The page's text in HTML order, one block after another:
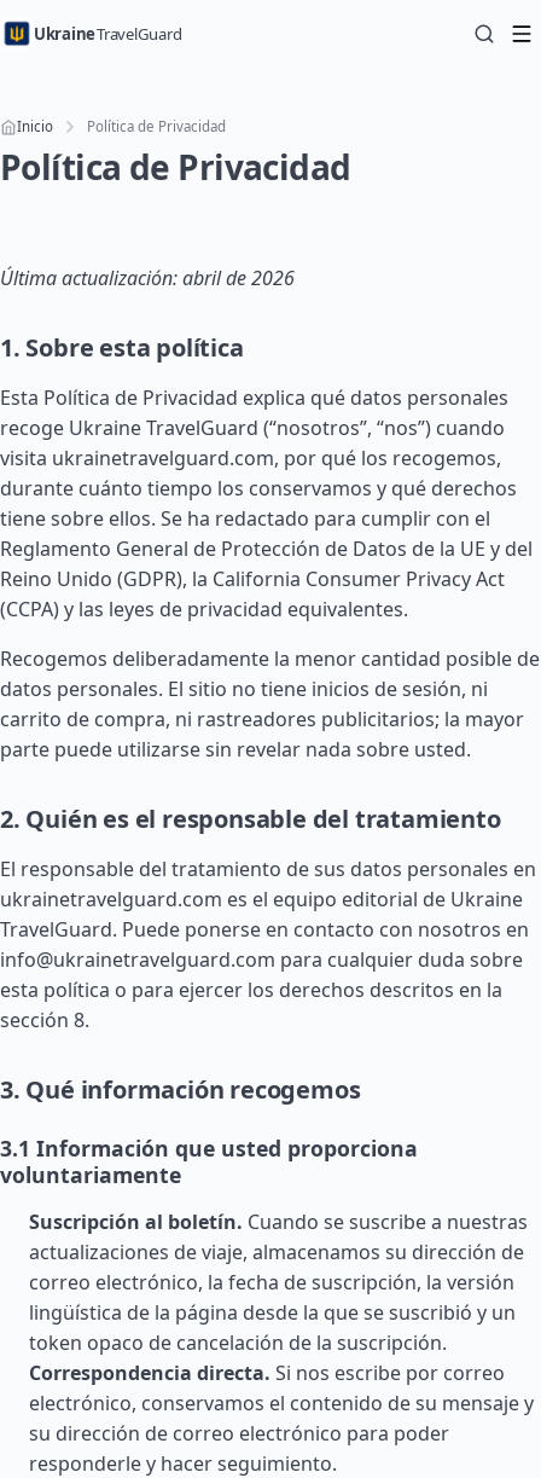
UkraineTravelGuard
Inicio Política de Privacidad
Política de Privacidad
Última actualización: abril de 2026
1. Sobre esta política
Esta Política de Privacidad explica qué datos personales
recoge Ukraine TravelGuard (“nosotros”, “nos”) cuando
visita ukrainetravelguard.com, por qué los recogemos,
durante cuánto tiempo los conservamos y qué derechos
tiene sobre ellos. Se ha redactado para cumplir con el
Reglamento General de Protección de Datos de la UE y del
Reino Unido (GDPR), la California Consumer Privacy Act
(CCPA) y las leyes de privacidad equivalentes.
Recogemos deliberadamente la menor cantidad posible de
datos personales. El sitio no tiene inicios de sesión, ni
carrito de compra, ni rastreadores publicitarios; la mayor
parte puede utilizarse sin revelar nada sobre usted.
2. Quién es el responsable del tratamiento
El responsable del tratamiento de sus datos personales en
ukrainetravelguard.com es el equipo editorial de Ukraine
TravelGuard. Puede ponerse en contacto con nosotros en
info@ukrainetravelguard.com para cualquier duda sobre
esta política o para ejercer los derechos descritos en la
sección 8.
3. Qué información recogemos
3.1 Información que usted proporciona
voluntariamente
Suscripción al boletín. Cuando se suscribe a nuestras
actualizaciones de viaje, almacenamos su dirección de
correo electrónico, la fecha de suscripción, la versión
lingüística de la página desde la que se suscribió y un
token opaco de cancelación de la suscripción.
Correspondencia directa. Si nos escribe por correo
electrónico, conservamos el contenido de su mensaje y
su dirección de correo electrónico para poder
responderle y hacer seguimiento.